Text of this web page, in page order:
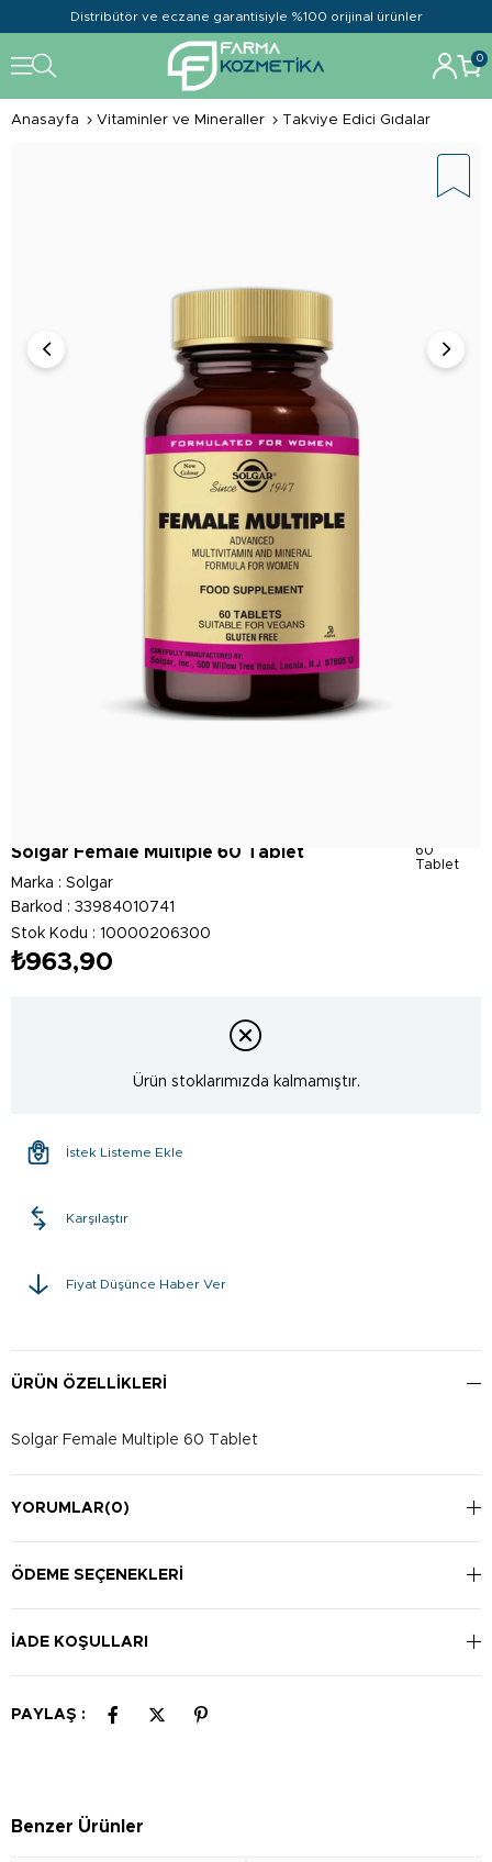
Distribütör ve eczane garantisiyle %100 orijinal ürünler
0
Anasayfa Vitaminler ve Mineraller Takviye Edici Gıdalar
60
Tablet
Solgar Female Multiple 60 Tablet
Marka : Solgar
Barkod : 33984010741
Stok Kodu
10000206300
₺963,90
Ürün stoklarımızda kalmamıştır.
İstek Listeme Ekle
Karşılaştır
Fiyat Düşünce Haber Ver
ÜRÜN ÖZELLIKLERI
Solgar Female Multiple 60 Tablet
YORUMLAR(0)
ÖDEME SEÇENEKLERI
İADE KOŞULLARI
PAYLAŞ :
Benzer Ürünler